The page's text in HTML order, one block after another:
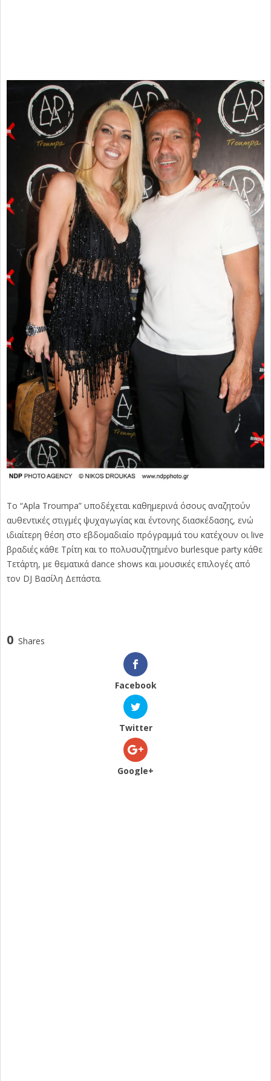
Το “Apla Troumpa” υποδέχεται καθημερινά όσους αναζητούν
αυθεντικές στιγμές ψυχαγωγίας και έντονης διασκέδασης, ενώ
ιδιαίτερη θέση στο εβδομαδιαίο πρόγραμμά του κατέχουν οι live
βραδιές κάθε Τρίτη και το πολυσυζητημένο burlesque party κάθε
Τετάρτη, με θεματικά dance shows και μουσικές επιλογές από
τον DJ Βασίλη Δεπάστα.
0 Shares
Facebook
Twitter
Google+